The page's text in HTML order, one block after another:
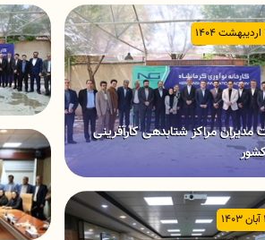
مراکز شتابدهی کارآفرینی